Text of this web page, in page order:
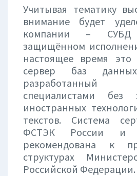
Учитывая тематику
внимание будет
компании –
защищённом
настоящее время это
сервер баз
разработанный
специалистами без
иностранных
текстов. Система
ФСТЭК России
рекомендована к
структурах
Российской Федерации.